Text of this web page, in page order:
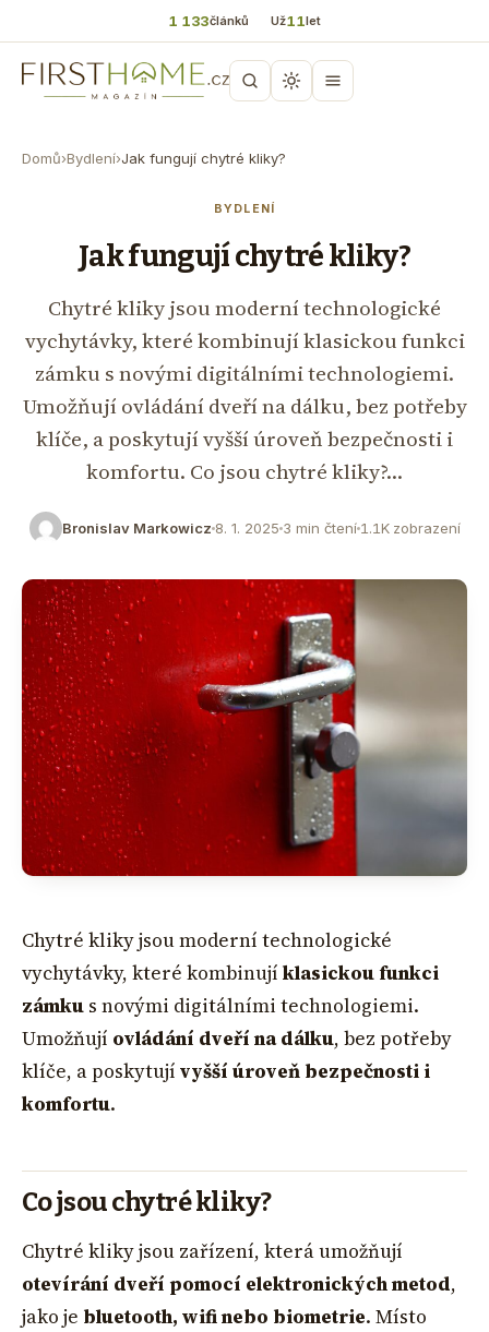
1 133článků Už11let
Domů›Bydlení›Jak fungují chytré kliky?
BYDLENÍ
Jak fungují chytré kliky?
Chytré kliky jsou moderní technologické
vychytávky, které kombinují klasickou funkci
zámku s novými digitálními technologiemi.
Umožňují ovládání dveří na dálku, bez potřeby
klíče, a poskytují vyšší úroveň bezpečnosti i
komfortu. Co jsou chytré kliky?…
Bronislav Markowicz 8. 1. 2025 3 min čtení1.1K zobrazení
Chytré kliky jsou moderní technologické
vychytávky, které kombinují klasickou funkci
zámku s novými digitálními technologiemi.
Umožňují ovládání dveří na dálku, bez potřeby
klíče, a poskytují vyšší úroveň bezpečnosti i
komfortu.
Co jsou chytré kliky?
Chytré kliky jsou zařízení, která umožňují
otevírání dveří pomocí elektronických metod,
jako je bluetooth, wifi nebo biometrie. Místo